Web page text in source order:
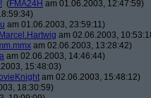
(FMA24H am 01.06.2003, 12:47:59)
am 01.06.2003, 23:59:11)
Marcel.Hartwig am 02.06.2003,
am 02.06.2003, 13:28:42)
am 02.06.2003, 14:46:44)
15:48:03)
am 02.06.2003, 15:48:12)
18:30:59)